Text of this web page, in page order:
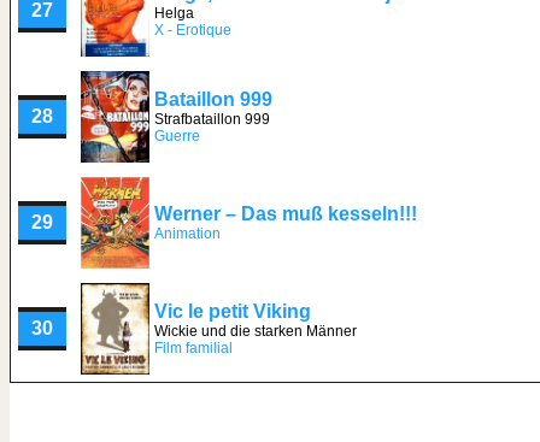
27
Helga
X - Erotique
28
Bataillon 999
Strafbataillon 999
Guerre
29 Werner – Das muß kesseln!!!
Animation
30
Vic le petit Viking
Wickie und die starken Männer
Film familial